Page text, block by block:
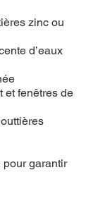
zinc ou
d’eaux
et fenêtres de
garantir